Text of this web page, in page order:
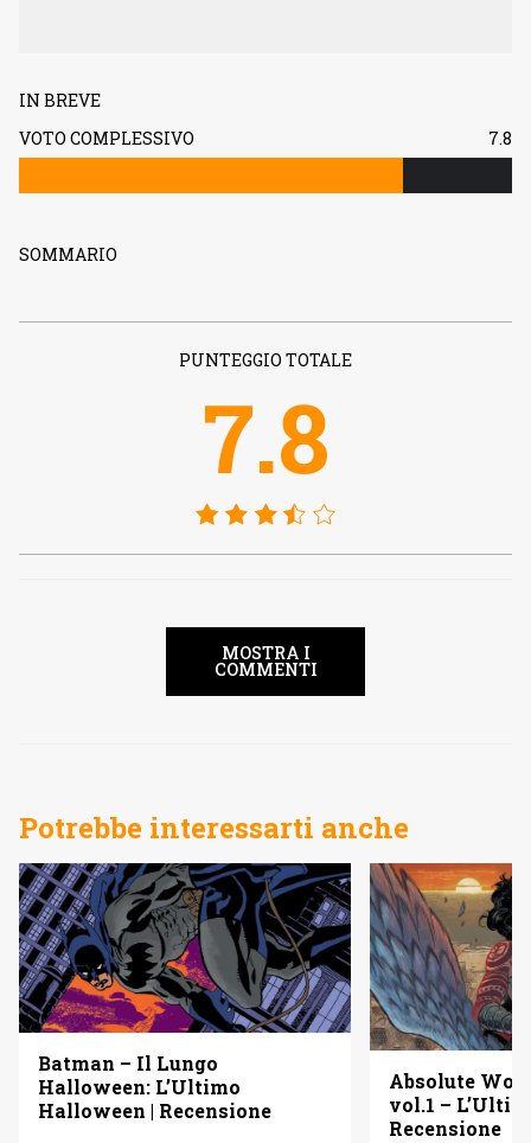
IN BREVE
VOTO COMPLESSIVO
7.8
SOMMARIO
PUNTEGGIO TOTALE
7.8
MOSTRA I
COMMENTI
Potrebbe interessarti anche
Batman – Il Lungo
Halloween: L’Ultimo
Halloween | Recensione
Absolute
vol.1 –
Recensione